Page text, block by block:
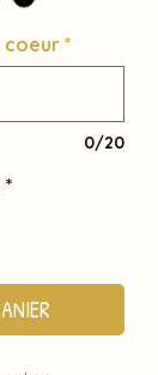
coeur *
0/20
*